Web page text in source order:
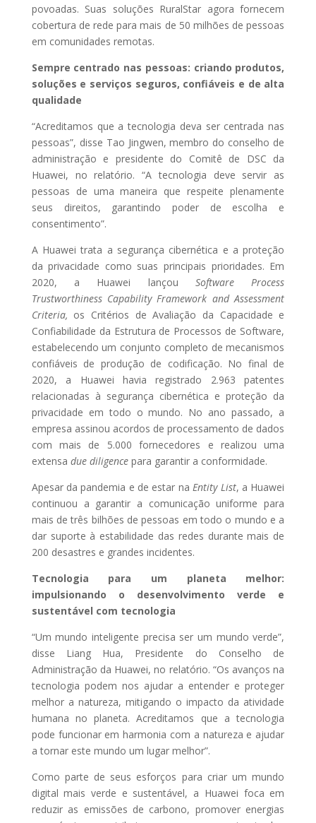
povoadas. Suas soluções RuralStar agora fornecem
cobertura de rede para mais de 50 milhões de pessoas
em comunidades remotas.
Sempre centrado nas pessoas: criando produtos,
soluções e serviços seguros, confiáveis ​​e de alta
qualidade
“Acreditamos que a tecnologia deva ser centrada nas
pessoas”, disse Tao Jingwen, membro do conselho de
administração e presidente do Comitê de DSC da
Huawei, no relatório. “A tecnologia deve servir as
pessoas de uma maneira que respeite plenamente
seus direitos, garantindo poder de escolha e
consentimento”.
A Huawei trata a segurança cibernética e a proteção
da privacidade como suas principais prioridades. Em
2020, a Huawei lançou Software Process
Trustworthiness Capability Framework and Assessment
Criteria, os Critérios de Avaliação da Capacidade e
Confiabilidade da Estrutura de Processos de Software,
estabelecendo um conjunto completo de mecanismos
confiáveis de produção de codificação. No final de
2020, a Huawei havia registrado 2.963 patentes
relacionadas à segurança cibernética e proteção da
privacidade em todo o mundo. No ano passado, a
empresa assinou acordos de processamento de dados
com mais de 5.000 fornecedores e realizou uma
extensa due diligencepara garantir a conformidade.
Apesar da pandemia e de estar na Entity List, a Huawei
continuou a garantir a comunicação uniforme para
mais de três bilhões de pessoas em todo o mundo e a
dar suporte à estabilidade das redes durante mais de
200 desastres e grandes incidentes.
Tecnologia para um planeta melhor:
impulsionando o desenvolvimento verde e
sustentável com tecnologia
“Um mundo inteligente precisa ser um mundo verde”,
disse Liang Hua, Presidente do Conselho de
Administração da Huawei, no relatório. “Os avanços na
tecnologia podem nos ajudar a entender e proteger
melhor a natureza, mitigando o impacto da atividade
humana no planeta. Acreditamos que a tecnologia
pode funcionar em harmonia com a natureza e ajudar
a tornar este mundo um lugar melhor”.
Como parte de seus esforços para criar um mundo
digital mais verde e sustentável, a Huawei foca em
reduzir as emissões de carbono, promover energias